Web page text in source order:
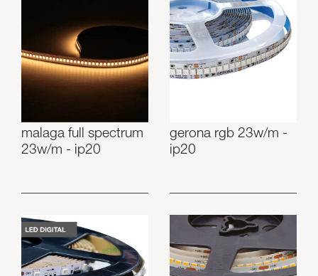
malaga full spectrum
23w/m - ip20
gerona rgb 23w/m -
ip20